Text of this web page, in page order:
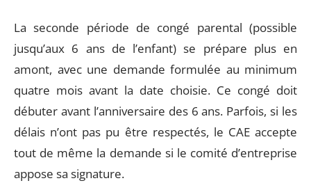
La seconde période de congé parental (possible
jusqu’aux 6 ans de l’enfant) se prépare plus en
amont, avec une demande formulée au minimum
quatre mois avant la date choisie. Ce congé doit
débuter avant l’anniversaire des 6 ans. Parfois, si les
délais n’ont pas pu être respectés, le CAE accepte
tout de même la demande si le comité d’entreprise
appose sa signature.